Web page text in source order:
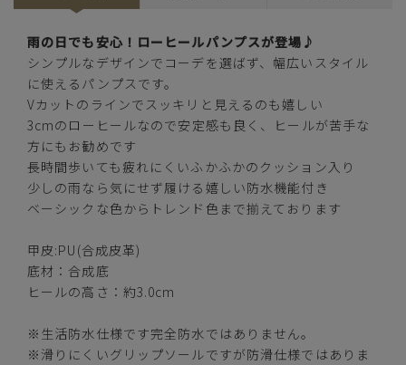
ブラック
SS(22.5cm)
S(23.0cm) カートに入れる
雨の日でも安心！ローヒールパンプスが登場♪
シンプルなデザインでコーデを選ばず、幅広いスタイル
に使えるパンプスです。
Vカットのラインでスッキリと見えるのも嬉しい
3cmのローヒールなので安定感も良く、ヒールが苦手な
方にもお勧めです
長時間歩いても疲れにくいふかふかのクッション入り
少しの雨なら気にせず履ける嬉しい防水機能付き
ベーシックな色からトレンド色まで揃えております
甲皮:PU(合成皮革)
底材：合成底
ヒールの高さ：約3.0cm
※生活防水仕様です完全防水ではありません。
※滑りにくいグリップソールですが防滑仕様ではありま